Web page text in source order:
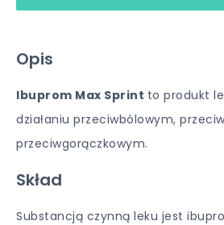
Opis
Ibuprom Max Sprint to produkt
działaniu przeciwbólowym,
przeciwgorączkowym.
Skład
Substancją czynną leku jest